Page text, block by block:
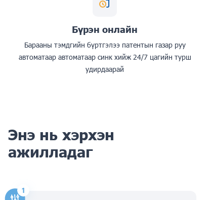
Бүрэн онлайн
Барааны тэмдгийн бүртгэлээ патентын газар руу
автоматаар автоматаар синк хийж 24/7 цагийн турш
удирдаарай
Энэ нь хэрхэн
ажилладаг